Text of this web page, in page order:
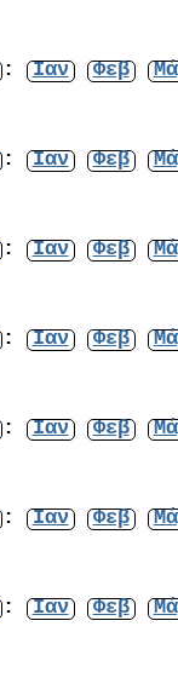
: Ιαν Φεβ
: Ιαν Φεβ
: Ιαν Φεβ
: Ιαν Φεβ
: Ιαν Φεβ
: Ιαν Φεβ
: Ιαν Φεβ